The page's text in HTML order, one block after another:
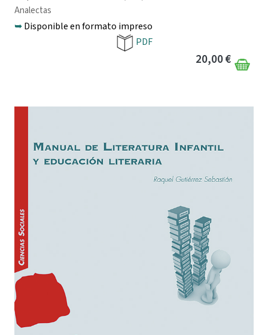
Analectas
➥Disponible en formato impreso
PDF
20,00 €